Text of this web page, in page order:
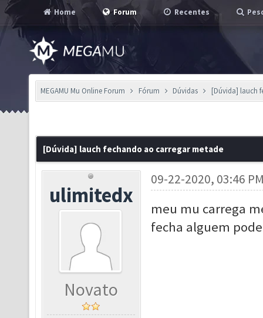
Home Forum Recentes
MEGAMU Mu Online Forum Fórum Dúvidas [Dúvida] lauch
[Dúvida] lauch fechando ao carregar metade
ulimitedx
Novato
09-22-2020, 03:46
meu mu carrega
fecha alguem